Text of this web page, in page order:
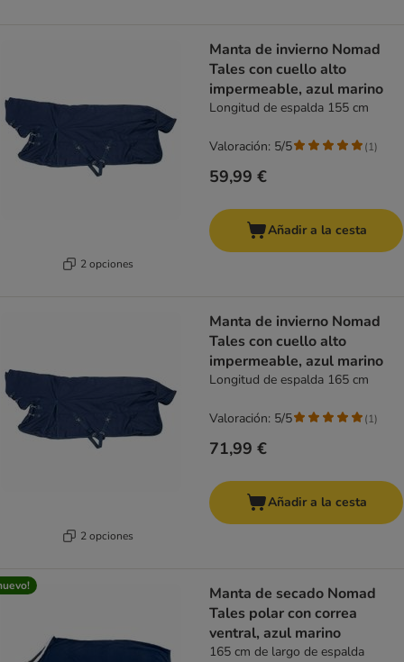
2 opciones
Manta de invierno Nomad
Tales con cuello alto
impermeable, azul marino
Longitud de espalda 155 cm
59,99 €
Valoración: 5/5 (1)
Añadir a la cesta
2 opciones
Manta de invierno Nomad
Tales con cuello alto
impermeable, azul marino
Longitud de espalda 165 cm
71,99 €
Valoración: 5/5 (1)
Añadir a la cesta
Manta de secado Nomad
Tales polar con correa
ventral, azul marino
165 cm de largo de espalda